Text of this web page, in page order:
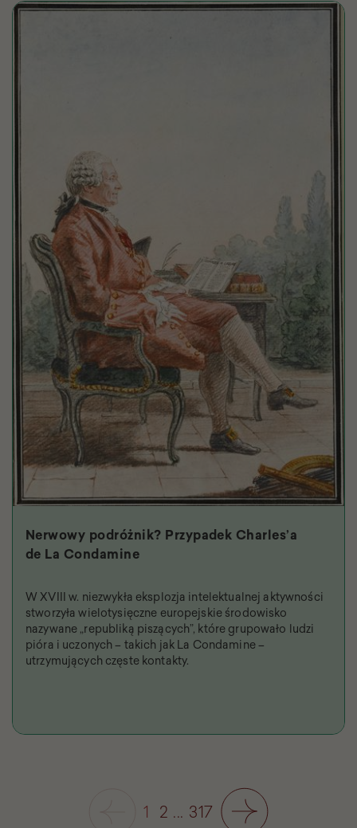
Nerwowy podróżnik? Przypadek Charles’a
de La Condamine
W XVIII w. niezwykła eksplozja intelektualnej aktywności
stworzyła wielotysięczne europejskie środowisko
nazywane „republiką piszących”, które grupowało ludzi
pióra i uczonych – takich jak La Condamine –
utrzymujących częste kontakty.
1 2 ... 317